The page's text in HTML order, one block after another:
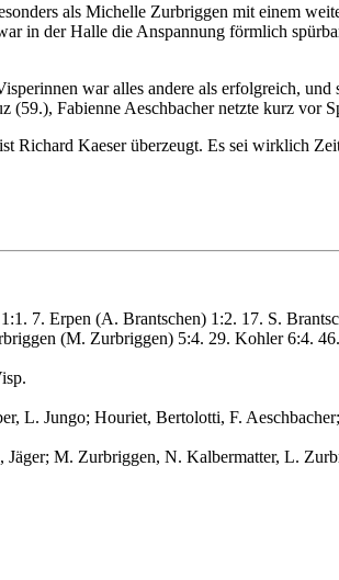
als Michelle Zurbriggen mit einem
in der Halle die Anspannung förmlich
war alles andere als erfolgreich,
Fabienne Aeschbacher netzte kurz vor
Richard Kaeser überzeugt. Es sei wirklich
7. Erpen (A. Brantschen) 1:2. 17. S.
(M. Zurbriggen) 5:4. 29. Kohler 6:4.
L. Jungo; Houriet, Bertolotti, F.
M. Zurbriggen, N. Kalbermatter, L.